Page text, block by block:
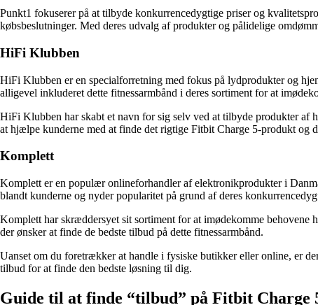
Punkt1 fokuserer på at tilbyde konkurrencedygtige priser og
købsbeslutninger. Med deres udvalg af produkter og pålidelige
HiFi Klubben
HiFi Klubben er en specialforretning med fokus på lydprodukter og
alligevel inkluderet dette fitnessarmbånd i deres sortiment for at
HiFi Klubben har skabt et navn for sig selv ved at tilbyde produkter af
at hjælpe kunderne med at finde det rigtige Fitbit Charge 5-produkt og
Komplett
Komplett er en populær onlineforhandler af elektronikprodukter i
blandt kunderne og nyder popularitet på grund af deres
Komplett har skræddersyet sit sortiment for at imødekomme
der ønsker at finde de bedste tilbud på dette fitnessarmbånd.
Uanset om du foretrækker at handle i fysiske butikker eller online, er
tilbud for at finde den bedste løsning til dig.
Guide til at finde “tilbud” på Fitbit Charge